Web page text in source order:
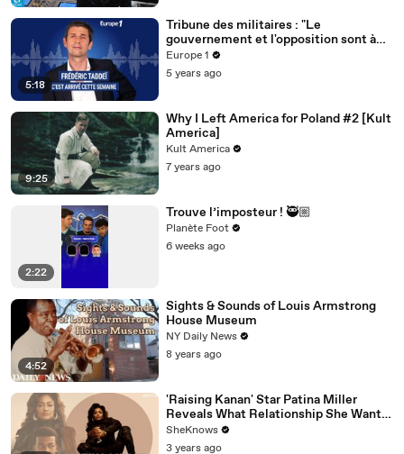
5:18
Tribune des militaires : "Le
gouvernement et l'opposition sont à
côté de la plaque"
Europe 1
5 years ago
9:25
Why I Left America for Poland #2 [Kult
America]
Kult America
7 years ago
2:22
Trouve l’imposteur ! 🥷🏼
Planète Foot
6 weeks ago
4:52
Sights & Sounds of Louis Armstrong
House Museum
NY Daily News
8 years ago
'Raising Kanan' Star Patina Miller
Reveals What Relationship She Wants
For Her Character
SheKnows
3 years ago